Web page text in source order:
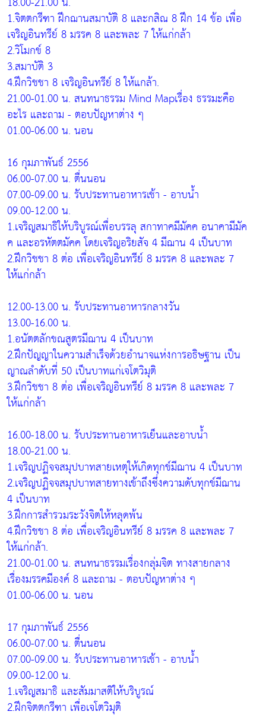
1.จิตตกรีฑา ฝึกฌานสมาบัติ 8 และกสิณ 8 ฝึก 14 ข้อ เพื่อ
เจริญอินทรีย์ 8 มรรค 8 และพละ 7 ให้แก่กล้า
2.วิโมกข์ 8
3.สมาบัติ 3
4.ฝึกวิชชา 8 เจริญอินทรีย์ 8 ให้แกล้า.
21.00-01.00 น. สนทนาธรรม Mind Mapเรื่อง ธรรมะคือ
อะไร และถาม - ตอบปัญหาต่าง ๆ
01.00-06.00 น. นอน
16 กุมภาพันธ์ 2556
06.00-07.00 น. ตื่นนอน
07.00-09.00 น. รับประทานอาหารเช้า - อาบน้ำ
09.00-12.00 น.
1.เจริญสมาธิให้บริบูรณ์เพื่อบรรลุ สกาทาคมีมัคค อนาคามีมัค
ค และอรหัตตมัคค โดยเจริญอริยสัจ 4 มีฌาน 4 เป็นบาท
2.ฝึกวิชชา 8 ต่อ เพื่อเจริญอินทรีย์ 8 มรรค 8 และพละ 7
ให้แก่กล้า
12.00-13.00 น. รับประทานอาหารกลางวัน
13.00-16.00 น.
1.อนัตตลักขณสูตรมีฌาน 4 เป็นบาท
2.ฝึกปัญญาในความสำเร็จด้วยอำนาจแห่งการอธิษฐาน เป็น
ญาณลำดับที่ 50 เป็นบาทแก่เจโตวิมุติ
3.ฝึกวิชชา 8 ต่อ เพื่อเจริญอินทรีย์ 8 มรรค 8 และพละ 7
ให้แก่กล้า
16.00-18.00 น. รับประทานอาหารเย็นและอาบน้ำ
18.00-21.00 น.
1.เจริญปฏิจจสมุปบาทสายเหตุให้เกิดทุกข์มีฌาน 4 เป็นบาท
2.เจริญปฏิจจสมุปบาทสายทางเข้าถึงซึ่งความดับทุกข์มีฌาน
4 เป็นบาท
3.ฝึกการสำรวมระวังจิตให้หลุดพ้น
4.ฝึกวิชชา 8 ต่อ เพื่อเจริญอินทรีย์ 8 มรรค 8 และพละ 7
ให้แก่กล้า.
21.00-01.00 น. สนทนาธรรมเรื่องกลุ่มจิต ทางสายกลาง
เรื่องมรรคมีองค์ 8 และถาม - ตอบปัญหาต่าง ๆ
01.00-06.00 น. นอน
17 กุมภาพันธ์ 2556
06.00-07.00 น. ตื่นนอน
07.00-09.00 น. รับประทานอาหารเช้า - อาบน้ำ
09.00-12.00 น.
1.เจริญสมาธิ และสัมมาสติให้บริบูรณ์
2.ฝึกจิตตกรีฑา เพื่อเจโตวิมุติ